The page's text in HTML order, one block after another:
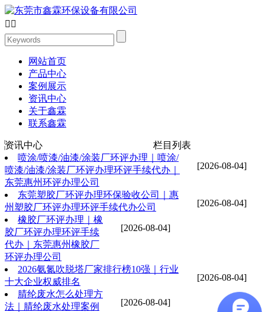
 
网站首页
产品中心
案例展示
资讯中心
关于鑫霖
联系鑫霖
资讯中心 栏目列表
[2026-08-04]
喷涂/喷漆/油漆/涂装厂环评办理｜喷涂/
喷漆/油漆/涂装厂环评办理环评手续代办｜
东莞惠州环评办理公司
[2026-08-04]
东莞塑胶厂环评办理环保验收公司｜惠
州塑胶厂环评办理环评手续代办公司
[2026-08-04]
橡胶厂环评办理｜橡
胶厂环评办理环评手续
代办｜东莞惠州橡胶厂
环评办理公司
[2026-08-04]
2026氨氮吹脱塔厂家排行榜10强｜行业
十大企业权威排名
[2026-08-04]
腈纶废水怎么处理方
法｜腈纶废水处理案例